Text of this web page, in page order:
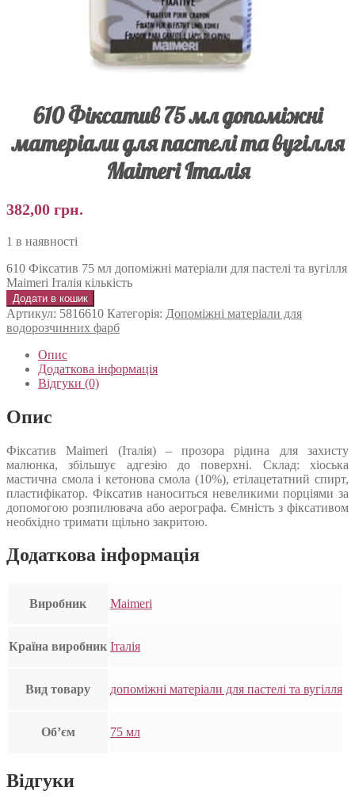
610 Фіксатив 75 мл допоміжні
матеріали для пастелі та вугілля
Maimeri Італія
382,00 грн.
1 в наявності
610 Фіксатив 75 мл допоміжні матеріали для пастелі та вугілля
Maimeri Італія кількість
Додати в кошик
Артикул: 5816610 Категорія: Допоміжні матеріали для
водорозчинних фарб
Опис
Додаткова інформація
Відгуки (0)
Опис
Фіксатив Maimeri (Італія) – прозора рідина для захисту
малюнка, збільшує адгезію до поверхні. Склад: хіоська
мастична смола і кетонова смола (10%), етілацетатний спирт,
пластифікатор. Фіксатив наноситься невеликими порціями за
допомогою розпилювача або аерографа. Ємність з фіксативом
необхідно тримати щільно закритою.
Додаткова інформація
Виробник Maimeri
Країна виробник Італія
Вид товару допоміжні матеріали для пастелі та вугілля
Об’єм 75 мл
Відгуки